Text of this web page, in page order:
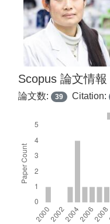
Scopus 論文情報
論文数: 39 Citation: